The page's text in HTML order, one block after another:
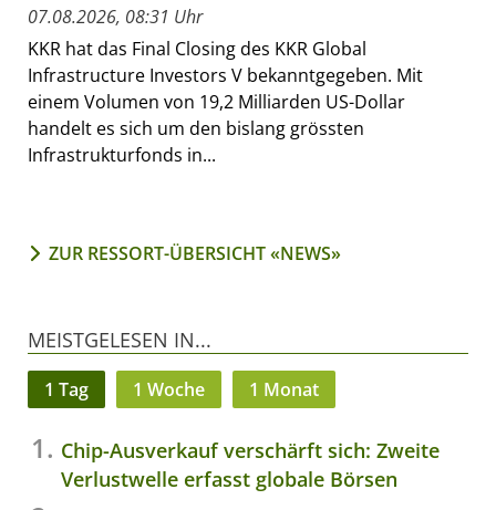
07.08.2026, 08:31 Uhr
KKR hat das Final Closing des KKR Global
Infrastructure Investors V bekanntgegeben. Mit
einem Volumen von 19,2 Milliarden US-Dollar
handelt es sich um den bislang grössten
Infrastrukturfonds in...
ZUR RESSORT-ÜBERSICHT «NEWS»
MEISTGELESEN IN...
1 Tag 1 Woche 1 Monat
Chip-Ausverkauf verschärft sich: Zweite
Verlustwelle erfasst globale Börsen